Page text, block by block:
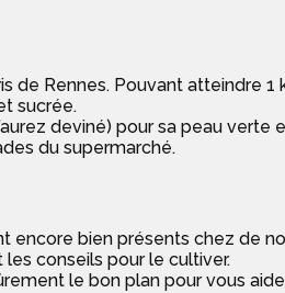
Rennes. Pouvant atteindre
sucrée.
deviné) pour sa peau
du supermarché.
encore bien présents chez de
conseils pour le cultiver.
le bon plan pour vous